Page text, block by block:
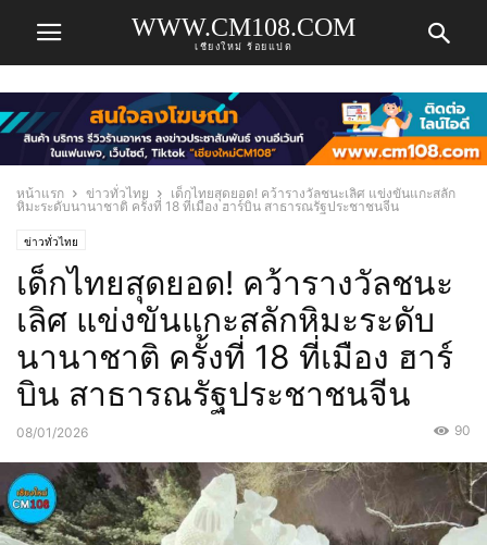
WWW.CM108.COM
เชียงใหม่ ร้อยแปด
หน้าแรก ข่าวทั่วไทย
เด็กไทยสุดยอด! คว้ารางวัลชนะเลิศ แข่งขันแกะสลัก
หิมะระดับนานาชาติ ครั้งที่ 18 ที่เมือง ฮาร์บิน สาธารณรัฐประชาชนจีน
ข่าวทั่วไทย
เด็กไทยสุดยอด! คว้ารางวัลชนะ
เลิศ แข่งขันแกะสลักหิมะระดับ
นานาชาติ ครั้งที่ 18 ที่เมือง ฮาร์
บิน สาธารณรัฐประชาชนจีน
08/01/2026 90